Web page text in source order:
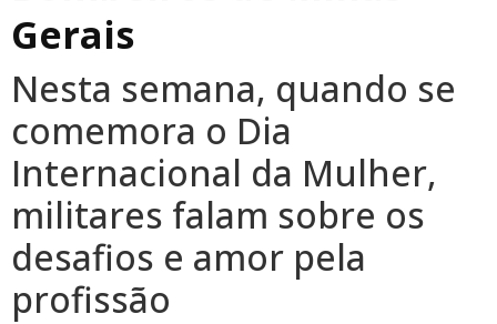
Gerais
Nesta semana, quando se
comemora o Dia
Internacional da Mulher,
militares falam sobre os
desafios e amor pela
profissão